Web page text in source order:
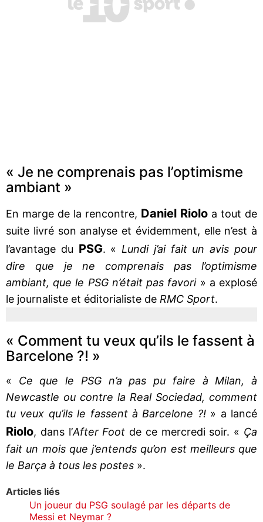
« Je ne comprenais pas l’optimisme
ambiant »
En marge de la rencontre, Daniel Riolo a tout de
suite livré son analyse et évidemment, elle n’est à
l’avantage du PSG. « Lundi j’ai fait un avis pour
dire que je ne comprenais pas l’optimisme
ambiant, que le PSG n’était pas favori» a explosé
le journaliste et éditorialiste de RMC Sport.
« Comment tu veux qu’ils le fassent à
Barcelone ?! »
« Ce que le PSG n’a pas pu faire à Milan, à
Newcastle ou contre la Real Sociedad, comment
tu veux qu’ils le fassent à Barcelone ?!» a lancé
Riolo, dans l’After Foot de ce mercredi soir. « Ça
fait un mois que j’entends qu’on est meilleurs que
le Barça à tous les postes ».
Articles liés
Un joueur du PSG soulagé par les départs de
Messi et Neymar ?